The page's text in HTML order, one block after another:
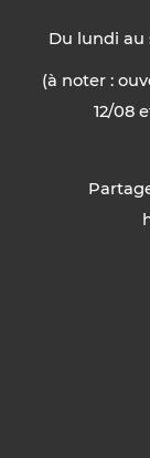
Du lundi au
(à noter :
12/08